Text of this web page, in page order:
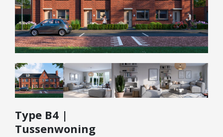
Huuraanbod
Bestaande bouw
Internationaal
Nieuwbouw
Bedrijfsaanbod
Diensten
Kopen
Verkopen
Type B4 |
Tussenwoning